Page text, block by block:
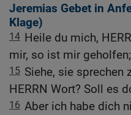
Jeremias Gebet in
Klage)
14 Heile du mich,
mir, so ist mir
15 Siehe, sie sprechen
HERRN Wort? Soll es
16 Aber ich habe dich